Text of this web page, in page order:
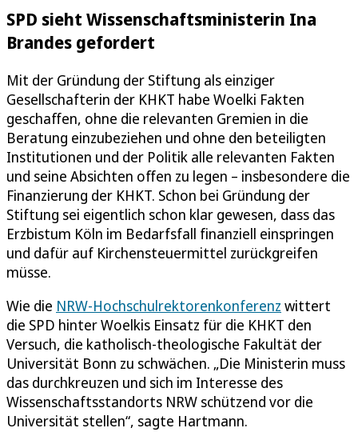
SPD sieht Wissenschaftsministerin Ina
Brandes gefordert
Mit der Gründung der Stiftung als einziger
Gesellschafterin der KHKT habe Woelki Fakten
geschaffen, ohne die relevanten Gremien in die
Beratung einzubeziehen und ohne den beteiligten
Institutionen und der Politik alle relevanten Fakten
und seine Absichten offen zu legen – insbesondere die
Finanzierung der KHKT. Schon bei Gründung der
Stiftung sei eigentlich schon klar gewesen, dass das
Erzbistum Köln im Bedarfsfall finanziell einspringen
und dafür auf Kirchensteuermittel zurückgreifen
müsse.
Wie die NRW-Hochschulrektorenkonferenz wittert
die SPD hinter Woelkis Einsatz für die KHKT den
Versuch, die katholisch-theologische Fakultät der
Universität Bonn zu schwächen. „Die Ministerin muss
das durchkreuzen und sich im Interesse des
Wissenschaftsstandorts NRW schützend vor die
Universität stellen“, sagte Hartmann.